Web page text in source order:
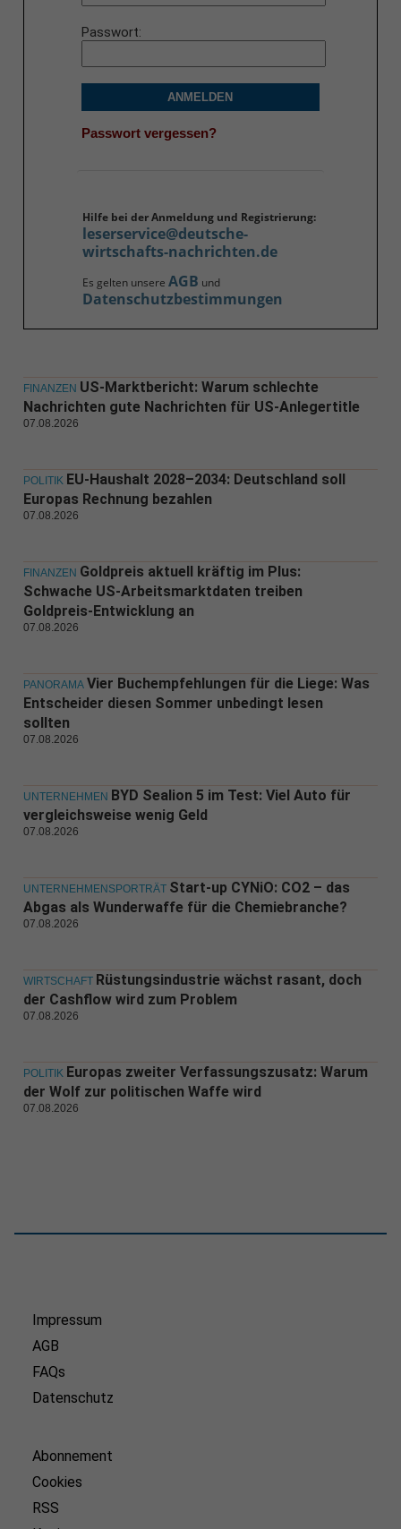
Passwort
ANMELDEN
Passwort vergessen?
Hilfe bei der Anmeldung und Registrierung:
leserservice@deutsche-
wirtschafts-nachrichten.de
Es gelten unsere AGB und
Datenschutzbestimmungen
FINANZEN US-Marktbericht: Warum schlechte
Nachrichten gute Nachrichten für US-Anlegertitle
07.08.2026
POLITIK EU-Haushalt 2028–2034: Deutschland soll
Europas Rechnung bezahlen
07.08.2026
FINANZEN Goldpreis aktuell kräftig im Plus:
Schwache US-Arbeitsmarktdaten treiben
Goldpreis-Entwicklung an
07.08.2026
PANORAMA Vier Buchempfehlungen für die Liege: Was
Entscheider diesen Sommer unbedingt lesen
sollten
07.08.2026
UNTERNEHMEN BYD Sealion 5 im Test: Viel Auto für
vergleichsweise wenig Geld
07.08.2026
UNTERNEHMENSPORTRÄT Start-up CYNiO: CO2 – das
Abgas als Wunderwaffe für die Chemiebranche?
07.08.2026
WIRTSCHAFT Rüstungsindustrie wächst rasant, doch
der Cashflow wird zum Problem
07.08.2026
POLITIK Europas zweiter Verfassungszusatz: Warum
der Wolf zur politischen Waffe wird
07.08.2026
Impressum
AGB
FAQs
Datenschutz
Abonnement
Cookies
RSS